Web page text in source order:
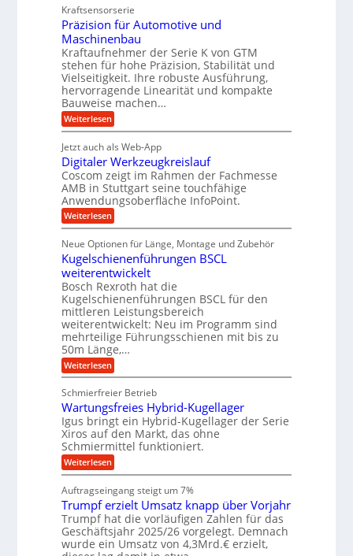
i
n
d
e
t
r
i
e
b
e
f
ü
r
r
a
e
U
m
g
e
b
u
n
g
n
n
d
A
u
f
t
r
a
s
e
i
n
g
a
n
g
l
o
s
e
,
w
e
n
i
g
e
r
S
t
e
l
e
n
h
n
s
t
a
n
g
e
n
g
e
t
r
i
e
b
e
f
ü
r
r
ä
z
i
s
e
H
u
b
b
e
w
e
g
u
n
g
e
n
Kraftsensorserie
Präzision für Automotive und
Maschinenbau
Kraftaufnehmer der Serie K von GTM
stehen für hohe Präzision, Stabilität und
Vielseitigkeit. Ihre robuste Ausführung,
hervorragende Linearität und kompakte
Bauweise machen…
Weiterlesen:
P
ä
z
i
s
i
o
n
f
r
A
u
t
o
m
o
t
i
v
e
u
d
M
a
s
c
h
i
n
n
b
a
u
Jetzt auch als Web-App
Digitaler Werkzeugkreislauf
Coscom zeigt im Rahmen der Fachmesse
AMB in Stuttgart seine touchfähige
Anwendungsoberfläche InfoPoint.
Weiterlesen:
D
g
i
t
a
l
e
r
W
e
r
k
z
e
u
g
k
r
e
i
s
l
a
u
f
Neue Optionen für Länge, Montage und Zubehör
Kugelschienenführungen BSCL
weiterentwickelt
Bosch Rexroth hat die
Kugelschienenführungen BSCL für den
mittleren Leistungsbereich
weiterentwickelt: Neu im Programm sind
mehrteilige Führungsschienen mit bis zu
50m Länge,…
Weiterlesen:
K
g
e
l
s
c
h
i
e
e
n
f
ü
h
r
Schmierfreier Betrieb
Wartungsfreies Hybrid-Kugellager
Igus bringt ein Hybrid-Kugellager der Serie
Xiros auf den Markt, das ohne
Schmiermittel funktioniert.
Weiterlesen:
W
r
t
u
n
g
s
Auftragseingang steigt um 7%
Trumpf erzielt Umsatz knapp über Vorjahr
Trumpf hat die vorläufigen Zahlen für das
Geschäftsjahr 2025/26 vorgelegt. Demnach
wurde ein Umsatz von 4,3Mrd.€ erzielt,